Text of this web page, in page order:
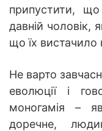
припустити,
давній чоловік,
що їх вистачило
Не варто
еволюції і
моногамія –
доречне,